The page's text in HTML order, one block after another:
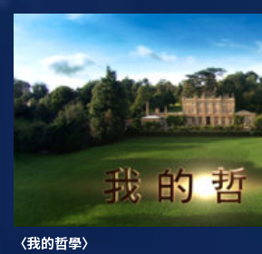
〈我的哲學〉